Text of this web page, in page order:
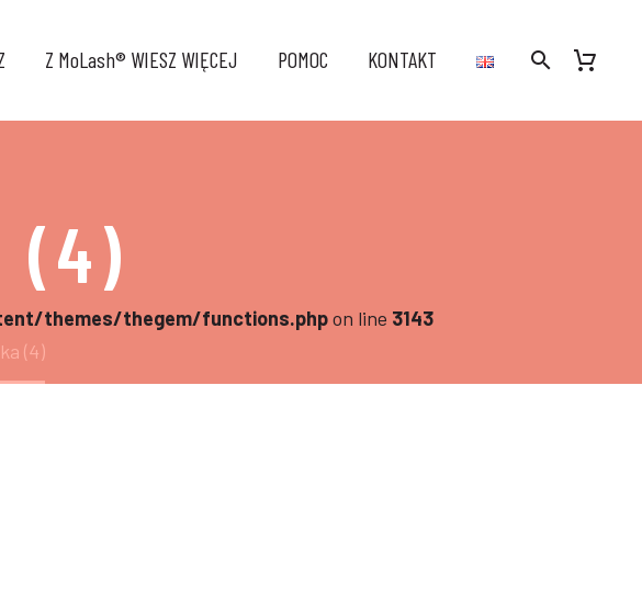
Z MoLash® WIESZ WIĘCEJ POMOC KONTAKT
(4)
themes/thegem/functions.phpon line 3143
(4)